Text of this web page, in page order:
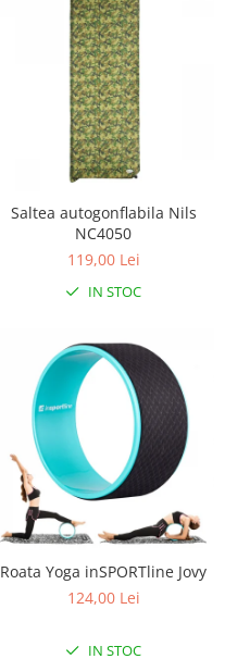
Saltea autogonflabila Nils
NC4050
119,00 Lei
IN STOC
Roata Yoga inSPORTline Jovy
124,00 Lei
IN STOC